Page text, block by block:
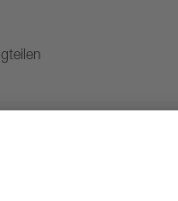
Qualifikation